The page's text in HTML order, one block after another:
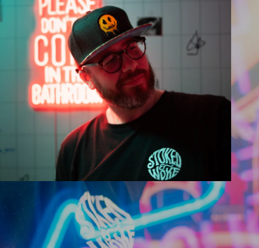
gemaakt hebben!